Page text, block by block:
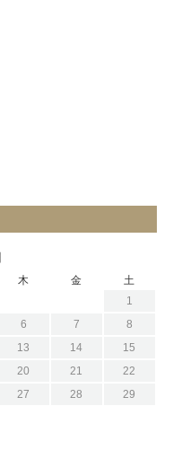
木 金
土
1
6 7
8
13 14
15
20 21
22
27 28
29